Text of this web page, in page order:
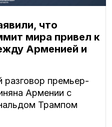
что
мира привел к
Арменией и
разговор премьер-
Армении с
Трампом